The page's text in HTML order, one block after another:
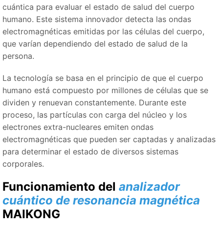
cuántica para evaluar el estado de salud del cuerpo
humano. Este sistema innovador detecta las ondas
electromagnéticas emitidas por las células del cuerpo,
que varían dependiendo del estado de salud de la
persona.
La tecnología se basa en el principio de que el cuerpo
humano está compuesto por millones de células que se
dividen y renuevan constantemente. Durante este
proceso, las partículas con carga del núcleo y los
electrones extra-nucleares emiten ondas
electromagnéticas que pueden ser captadas y analizadas
para determinar el estado de diversos sistemas
corporales.
Funcionamiento del analizador
cuántico de resonancia magnética
MAIKONG